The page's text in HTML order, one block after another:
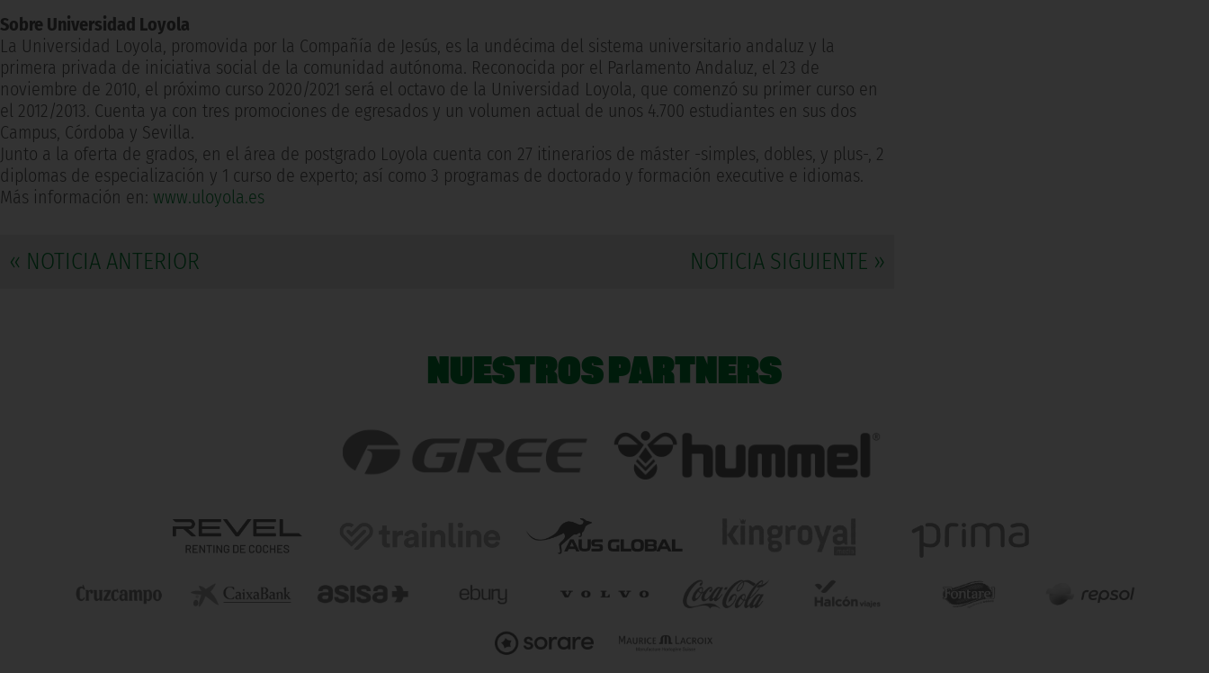
Sobre Universidad Loyola
La Universidad Loyola, promovida por la Compañía de Jesús, es la undécima del sistema universitario andaluz y la
primera privada de iniciativa social de la comunidad autónoma. Reconocida por el Parlamento Andaluz, el 23 de
noviembre de 2010, el próximo curso 2020/2021 será el octavo de la Universidad Loyola, que comenzó su primer curso en
el 2012/2013. Cuenta ya con tres promociones de egresados y un volumen actual de unos 4.700 estudiantes en sus dos
Campus, Córdoba y Sevilla.
Junto a la oferta de grados, en el área de postgrado Loyola cuenta con 27 itinerarios de máster -simples, dobles, y plus-, 2
diplomas de especialización y 1 curso de experto; así como 3 programas de doctorado y formación executive e idiomas.
Más información en: www.uloyola.es
« NOTICIA ANTERIOR NOTICIA SIGUIENTE »
NUESTROS PARTNERS